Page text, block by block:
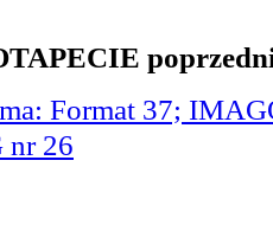
Format 37;
nr 26